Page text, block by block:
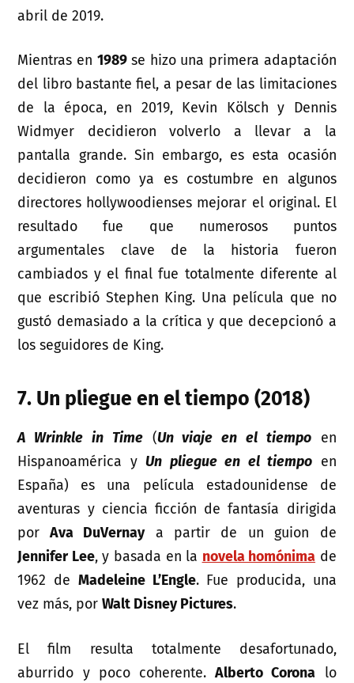
abril de 2019.
Mientras en 1989se hizo una primera adaptación
del libro bastante fiel, a pesar de las limitaciones
de la época, en 2019, Kevin Kölsch y Dennis
Widmyer decidieron volverlo a llevar a la
pantalla grande. Sin embargo, es esta ocasión
decidieron como ya es costumbre en algunos
directores hollywoodienses mejorar el original. El
resultado fue que numerosos puntos
argumentales clave de la historia fueron
cambiados y el final fue totalmente diferente al
que escribió Stephen King. Una película que no
gustó demasiado a la crítica y que decepcionó a
los seguidores de King.
7. Un pliegue en el tiempo (2018)
A Wrinkle in Time(Un viaje en el tiempoen
Hispanoamérica yUn pliegue en el tiempo en
España) es una película estadounidense de
aventuras y ciencia ficción de fantasía dirigida
por Ava DuVernaya partir de un guion de
Jennifer Lee, y basada en la novela homónima de
1962 de Madeleine L’Engle. Fue producida, una
vez más, porWalt Disney Pictures.
El film resulta totalmente desafortunado,
aburrido y poco coherente.Alberto Corona lo